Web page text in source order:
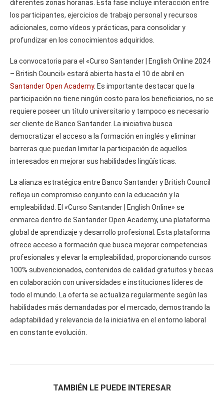
diferentes zonas horarias. Esta fase incluye interacción entre
los participantes, ejercicios de trabajo personal y recursos
adicionales, como vídeos y prácticas, para consolidar y
profundizar en los conocimientos adquiridos.
La convocatoria para el «Curso Santander | English Online 2024
– British Council» estará abierta hasta el 10 de abril en
Santander Open Academy. Es importante destacar que la
participación no tiene ningún costo para los beneficiarios, no se
requiere poseer un título universitario y tampoco es necesario
ser cliente de Banco Santander. La iniciativa busca
democratizar el acceso a la formación en inglés y eliminar
barreras que puedan limitar la participación de aquellos
interesados en mejorar sus habilidades lingüísticas.
La alianza estratégica entre Banco Santander y British Council
refleja un compromiso conjunto con la educación y la
empleabilidad. El «Curso Santander | English Online» se
enmarca dentro de Santander Open Academy, una plataforma
global de aprendizaje y desarrollo profesional. Esta plataforma
ofrece acceso a formación que busca mejorar competencias
profesionales y elevar la empleabilidad, proporcionando cursos
100% subvencionados, contenidos de calidad gratuitos y becas
en colaboración con universidades e instituciones líderes de
todo el mundo. La oferta se actualiza regularmente según las
habilidades más demandadas por el mercado, demostrando la
adaptabilidad y relevancia de la iniciativa en el entorno laboral
en constante evolución.
TAMBIÉN LE PUEDE INTERESAR